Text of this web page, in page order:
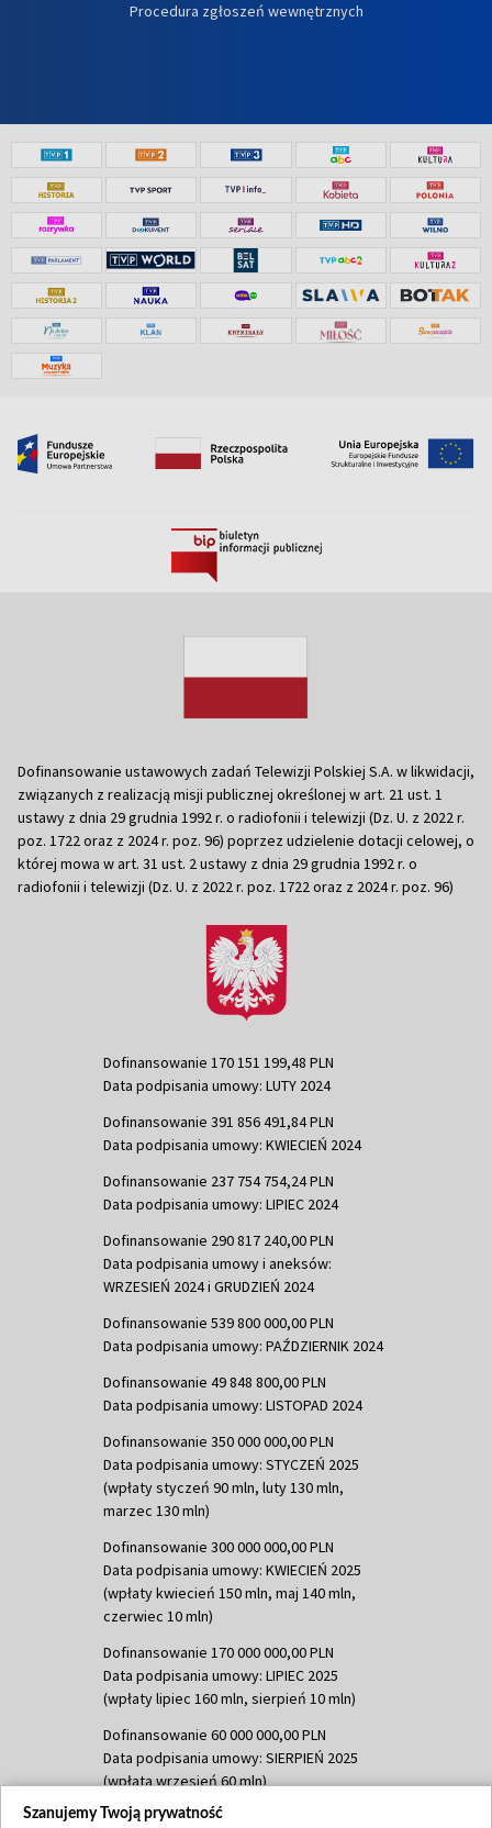
Procedura zgłoszeń wewnętrznych
Dofinansowanie ustawowych zadań Telewizji Polskiej S.A. w likwidacji,
związanych z realizacją misji publicznej określonej w art. 21 ust. 1
ustawy z dnia 29 grudnia 1992 r. o radiofonii i telewizji (Dz. U. z 2022 r.
poz. 1722 oraz z 2024 r. poz. 96) poprzez udzielenie dotacji celowej, o
której mowa w art. 31 ust. 2 ustawy z dnia 29 grudnia 1992 r. o
radiofonii i telewizji (Dz. U. z 2022 r. poz. 1722 oraz z 2024 r. poz. 96)
Dofinansowanie 170 151 199,48 PLN
Data podpisania umowy: LUTY 2024
Dofinansowanie 391 856 491,84 PLN
Data podpisania umowy: KWIECIEŃ 2024
Dofinansowanie 237 754 754,24 PLN
Data podpisania umowy: LIPIEC 2024
Dofinansowanie 290 817 240,00 PLN
Data podpisania umowy i aneksów:
WRZESIEŃ 2024 i GRUDZIEŃ 2024
Dofinansowanie 539 800 000,00 PLN
Data podpisania umowy: PAŹDZIERNIK 2024
Dofinansowanie 49 848 800,00 PLN
Data podpisania umowy: LISTOPAD 2024
Dofinansowanie 350 000 000,00 PLN
Data podpisania umowy: STYCZEŃ 2025
(wpłaty styczeń 90 mln, luty 130 mln,
marzec 130 mln)
Dofinansowanie 300 000 000,00 PLN
Data podpisania umowy: KWIECIEŃ 2025
(wpłaty kwiecień 150 mln, maj 140 mln,
czerwiec 10 mln)
Dofinansowanie 170 000 000,00 PLN
Data podpisania umowy: LIPIEC 2025
(wpłaty lipiec 160 mln, sierpień 10 mln)
Dofinansowanie 60 000 000,00 PLN
Data podpisania umowy: SIERPIEŃ 2025
(wpłata wrzesień 60 mln)
Dofinansowanie 635 783 051,21 PLN
Szanujemy Twoją prywatność